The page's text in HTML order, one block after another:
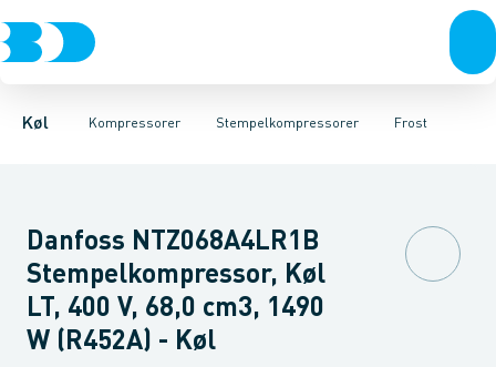
Køl Kompressorer
KompressorerKondenseringsaggregaterFordampere
Stempelkompressorer
ScrollkompressorerStempelkompressorerTilbehør &
Frost
Frost
Danfoss NTZ068A4LR1B
Stempelkompressor, Køl
LT, 400 V, 68,0 cm3, 1490
W (R452A) - Køl